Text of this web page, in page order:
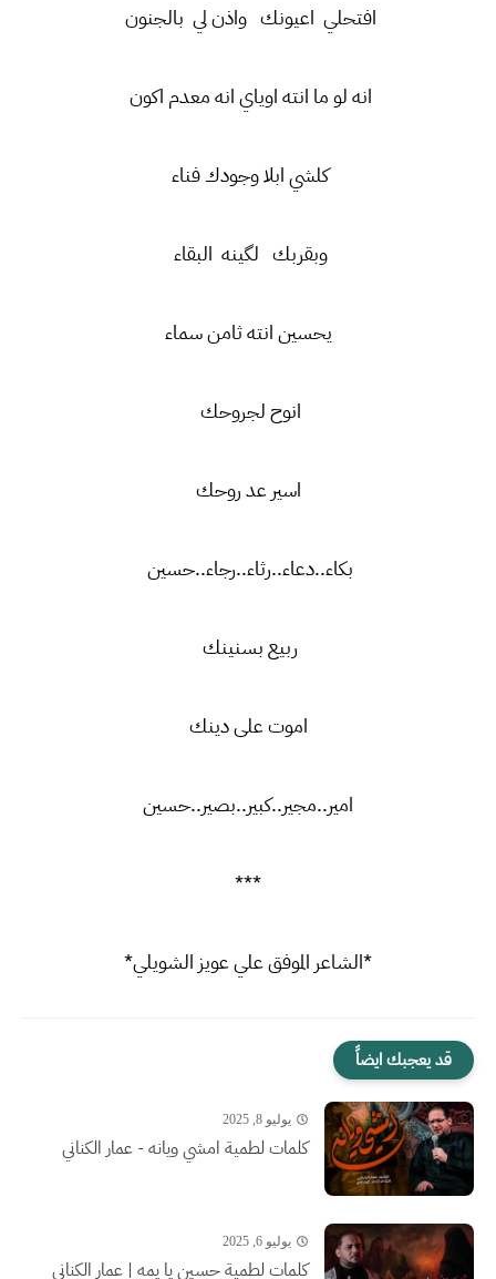
افتحلي اعيونك واذن لي بالجنون
انه لو ما انته اوياي انه معدم اكون
كلشي ابلا وجودك فناء
وبقربك لگينه البقاء
يحسين انته ثامن سماء
انوح لجروحك
اسير عد روحك
بكاء..دعاء..رثاء..رجاء..حسين
ربيع بسنينك
اموت على دينك
امير..مجير..كبير..بصير..حسين
***
*الشاعر الموفق علي عويز الشويلي*
قد يعجبك ايضاً
يوليو 8, 2025
كلمات لطمية امشي ويانه - عمار الكناني
يوليو 6, 2025
كلمات لطمية حسين يا يمه | عمار الكناني